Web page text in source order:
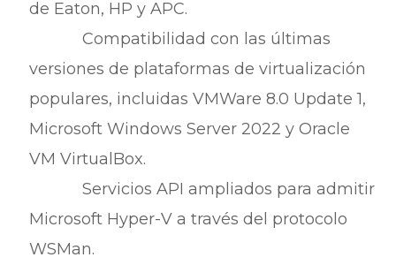
de Eaton, HP y APC.
Compatibilidad con las últimas
versiones de plataformas de virtualización
populares, incluidas VMWare 8.0 Update 1,
Microsoft Windows Server 2022 y Oracle
VM VirtualBox.
Servicios API ampliados para admitir
Microsoft Hyper-V a través del protocolo
WSMan.